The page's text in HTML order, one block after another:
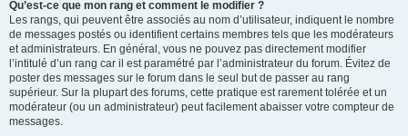
Qu’est-ce que mon rang et comment le modifier ?
Les rangs, qui peuvent être associés au nom d’utilisateur, indiquent le nombre
de messages postés ou identifient certains membres tels que les modérateurs
et administrateurs. En général, vous ne pouvez pas directement modifier
l’intitulé d’un rang car il est paramétré par l’administrateur du forum. Évitez de
poster des messages sur le forum dans le seul but de passer au rang
supérieur. Sur la plupart des forums, cette pratique est rarement tolérée et un
modérateur (ou un administrateur) peut facilement abaisser votre compteur de
messages.